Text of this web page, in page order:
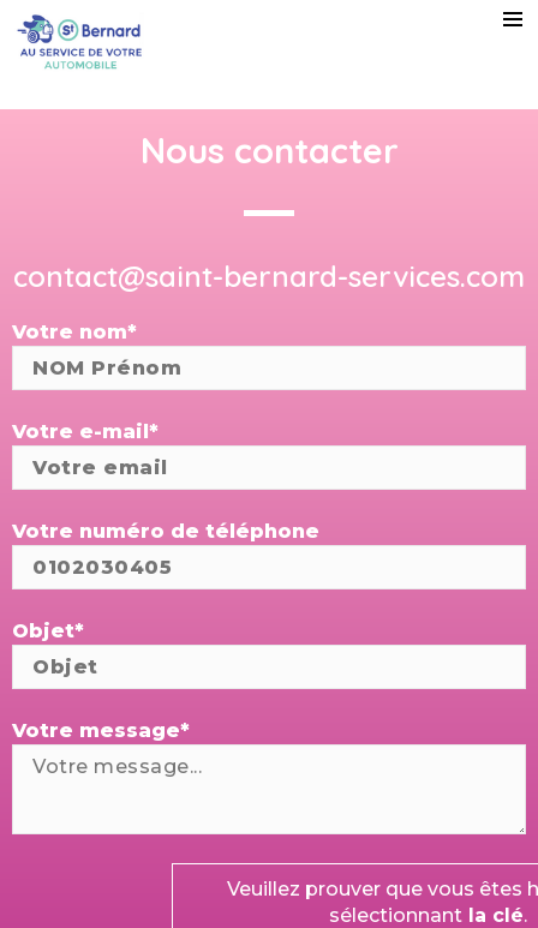
Nous contacter
contact@saint-bernard-services.com
Votre nom*
Votre e-mail*
Votre numéro de téléphone
Objet*
Votre message*
Veuillez prouver que vous êtes
sélectionnant la clé.